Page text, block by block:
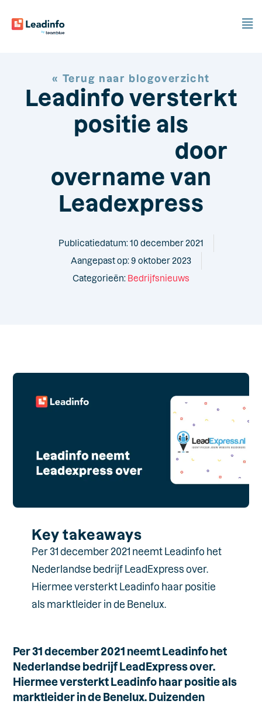
« Terug naar blogoverzicht
Leadinfo versterkt
positie als
door
overname van
Leadexpress
Publicatiedatum: 10 december 2021
Aangepast op: 9 oktober 2023
Categorieën: Bedrijfsnieuws
Key takeaways
Per 31 december 2021 neemt Leadinfo het
Nederlandse bedrijf LeadExpress over.
Hiermee versterkt Leadinfo haar positie
als marktleider in de Benelux.
Per 31 december 2021 neemt Leadinfo het
Nederlandse bedrijf LeadExpress over.
Hiermee versterkt Leadinfo haar positie als
marktleider in de Benelux. Duizenden